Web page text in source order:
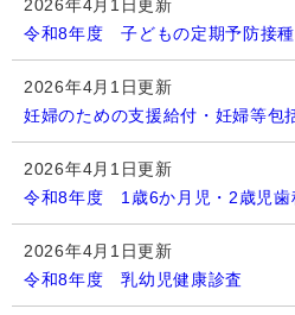
2026年4月1日更新
令和8年度 子どもの定期予防接種
2026年4月1日更新
妊婦のための支援給付・妊婦等包
2026年4月1日更新
令和8年度 1歳6か月児・2歳児歯
2026年4月1日更新
令和8年度 乳幼児健康診査